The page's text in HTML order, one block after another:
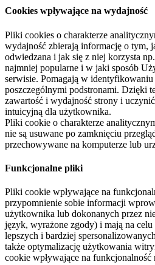
Cookies wpływające na wydajność
Pliki cookies o charakterze
wydajność zbierają informację o tym,
odwiedzana i jak się z niej korzysta
najmniej popularne i w jaki sposób
serwisie. Pomagają w
poszczególnymi podstronami. Dzięki
zawartość i wydajność strony i
intuicyjną dla użytkownika.
Pliki cookie o charakterze
nie są usuwane po zamknięciu
przechowywane na komputerze lub
Funkcjonalne pliki
Pliki cookie wpływające na
przypomnienie sobie informacji
użytkownika lub dokonanych przez
język, wyrażone zgody) i mają na
lepszych i bardziej
także optymalizację użytkowania
cookie wpływające na funkcjonalność